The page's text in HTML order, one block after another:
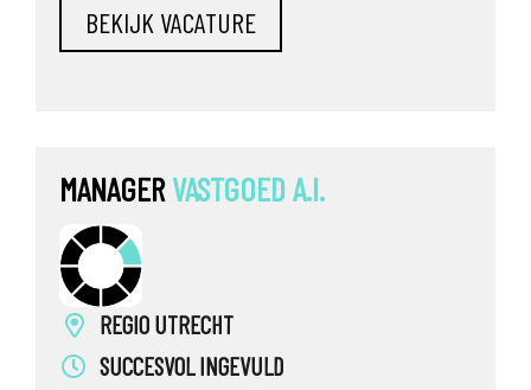
inhuurdesk.
MANAGERVASTGOED A.I.
REGIO UTRECHT
SUCCESVOL INGEVULD